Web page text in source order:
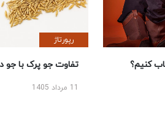
کنیم؟
رپورتاژ
تفاوت جو پرک با جو